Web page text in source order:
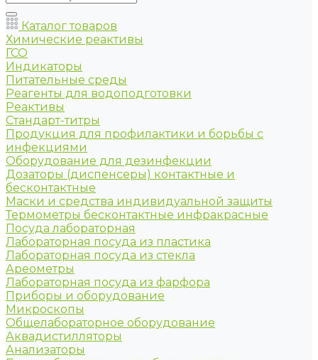
Каталог товаров
Химические реактивы
ГСО
Индикаторы
Питательные среды
Реагенты для водоподготовки
Реактивы
Стандарт-титры
Продукция для профилактики и борьбы с
инфекциями
Оборудование для дезинфекции
Дозаторы (диспенсеры) контактные и
бесконтактные
Маски и средства индивидуальной защиты
Термометры бесконтактные инфракрасные
Посуда лабораторная
Лабораторная посуда из пластика
Лабораторная посуда из стекла
Ареометры
Лабораторная посуда из фарфора
Приборы и оборудование
Микроскопы
Общелабораторное оборудование
Аквадистилляторы
Анализаторы